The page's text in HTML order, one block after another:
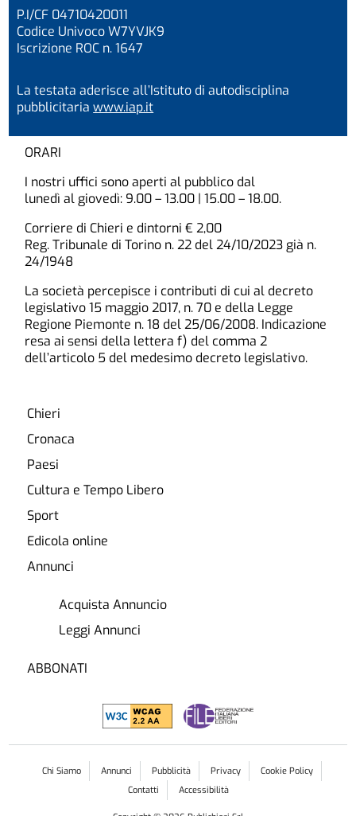
P.I/CF 04710420011
Codice Univoco W7YVJK9
Iscrizione ROC n. 1647
La testata aderisce all’Istituto di autodisciplina
pubblicitariawww.iap.it
ORARI
I nostri uffici sono aperti al pubblico dal
lunedì al giovedì: 9.00 – 13.00 | 15.00 – 18.00.
Corriere di Chieri e dintorni € 2,00
Reg. Tribunale di Torino n. 22 del 24/10/2023 già n.
24/1948
La società percepisce i contributi di cui al decreto
legislativo 15 maggio 2017, n. 70 e della Legge
Regione Piemonte n. 18 del 25/06/2008. Indicazione
resa ai sensi della lettera f) del comma 2
dell’articolo 5 del medesimo decreto legislativo.
Chieri
Cronaca
Paesi
Cultura e Tempo Libero
Sport
Edicola online
Annunci
Acquista Annuncio
Leggi Annunci
ABBONATI
Chi Siamo Annunci Pubblicità Privacy
Cookie Policy
Contatti
Accessibilità